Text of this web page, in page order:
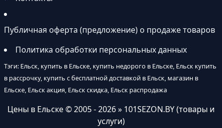
Публичная оферта (предложение) о продаже товаров
Политика обработки персональных данных
Тэги: Ельск, купить в Ельске, купить недорого в Ельске, Ельск купить
в рассрочку, купить с бесплатной доставкой в Ельск, магазин в
Ельске, Ельск акция, Ельск скидка, Ельск распродажа
Цены в Ельске© 2005 - 2026 » 101SEZON.BY (товары и
услуги)